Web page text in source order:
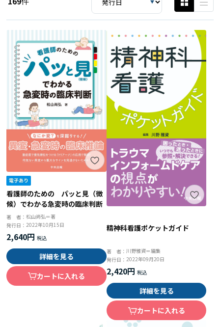
看護師のための パッと見（徴
候）でわかる急変時の臨床判断
著 者：松山尚弘＝著
発行日：2022年10月15日
2,640円
詳細を見る
カートに入れる
精神科看護ポケットガイド
著 者： 川野雅資＝編集
発行日： 2022年09月20日
2,420円
詳細を見る
カートに入れる